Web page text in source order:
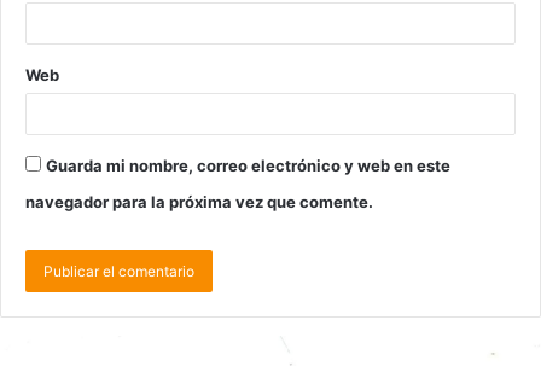
Web
Guarda mi nombre, correo electrónico y web en este
navegador para la próxima vez que comente.